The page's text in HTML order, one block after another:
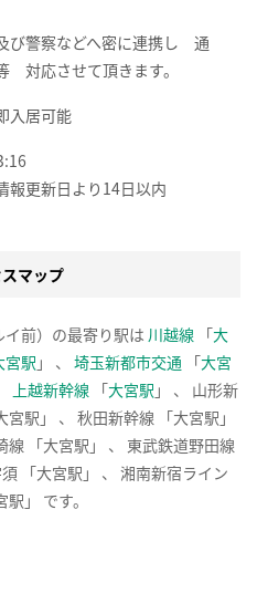
び警察などへ密に連携し 通
対応させて頂きます。
入居可能
報更新日より14日以内
マップ
前）の最寄り駅は 川越線 「大
宮駅 」 、 埼玉新都市交通 「大宮
上越新幹線 「大宮駅 」 、 山形新
駅」 、 秋田新幹線 「大宮駅」
線 「大宮駅」 、 東武鉄道野田線
「大宮駅」 、 湘南新宿ライン
」 です。